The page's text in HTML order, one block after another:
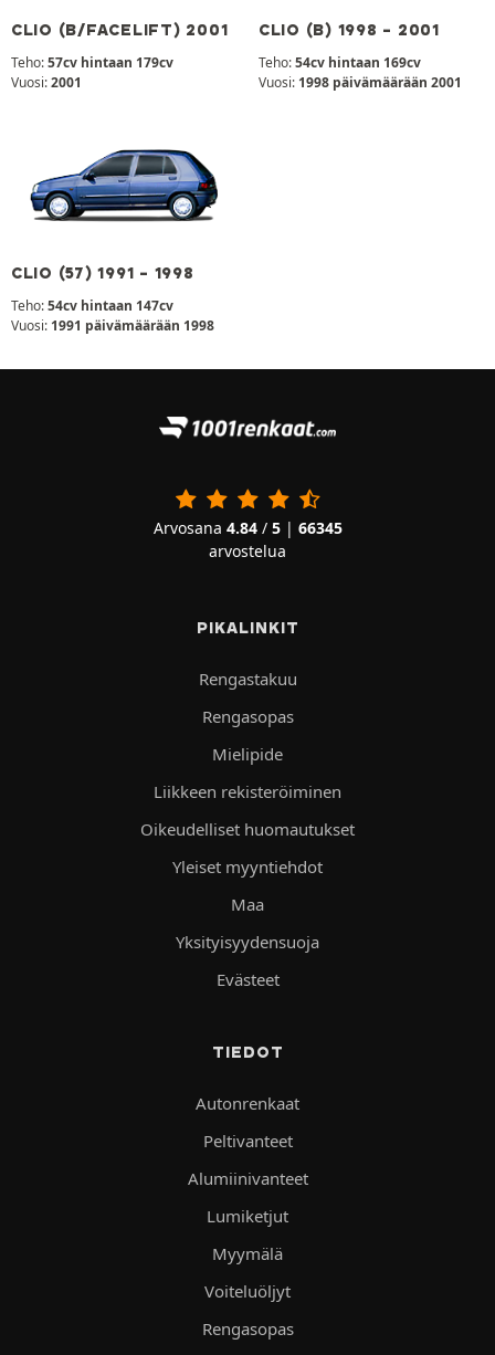
CLIO (B/FACELIFT) 2001
Teho:57cv hintaan 179cv
Vuosi:2001
CLIO (B) 1998 - 2001
Teho:54cv hintaan 169cv
Vuosi: 1998 päivämäärään 2001
CLIO (57) 1991 - 1998
Teho:54cv hintaan 147cv
Vuosi: 1991 päivämäärään 1998
Arvosana 4.84/ 5| 66345
arvostelua
PIKALINKIT
Rengastakuu
Rengasopas
Mielipide
Liikkeen rekisteröiminen
Oikeudelliset huomautukset
Yleiset myyntiehdot
Maa
Yksityisyydensuoja
Evästeet
TIEDOT
Autonrenkaat
Peltivanteet
Alumiinivanteet
Lumiketjut
Myymälä
Voiteluöljyt
Rengasopas